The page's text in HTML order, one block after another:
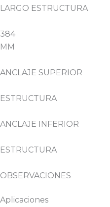
LARGO ESTRUCTURA
384
MM
ANCLAJE SUPERIOR
ESTRUCTURA
ANCLAJE INFERIOR
ESTRUCTURA
OBSERVACIONES
Aplicaciones